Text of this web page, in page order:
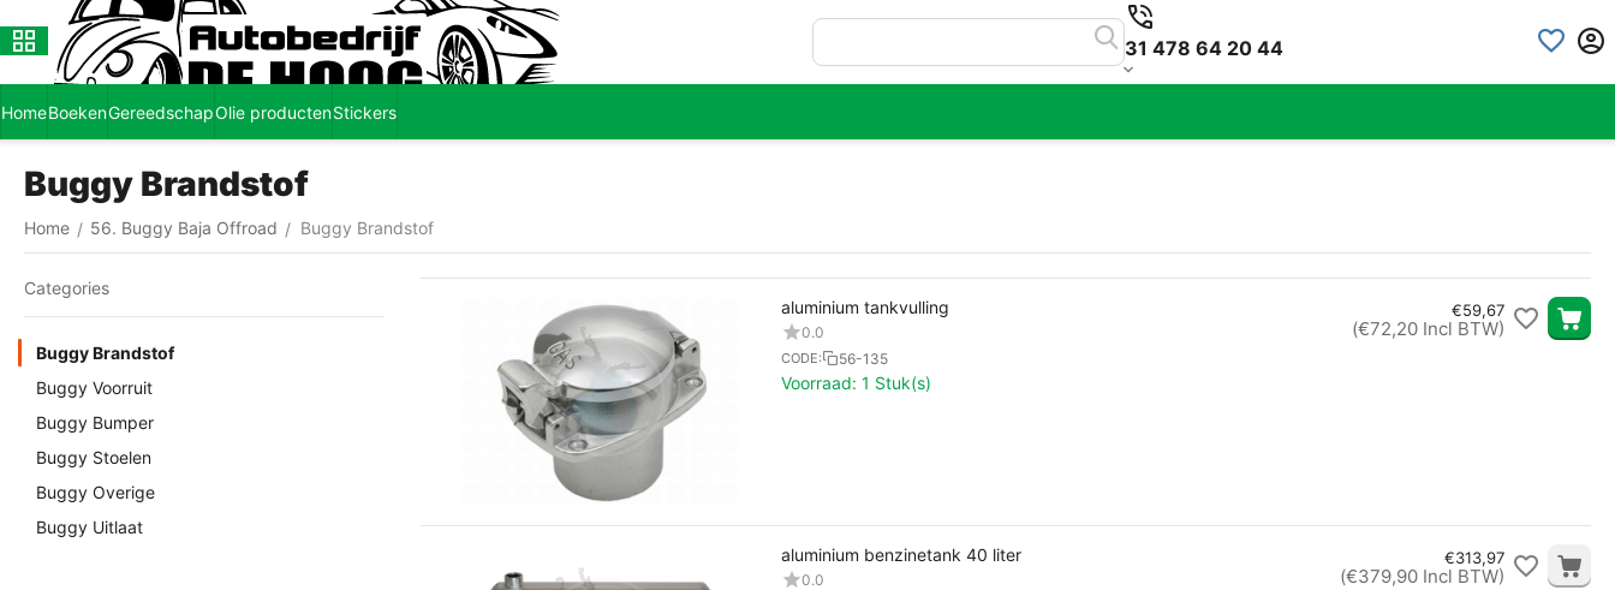
31 478 64 20 44
HomeBoekenGereedschapOlie productenStickers
Buggy Brandstof
Home / 56. Buggy Baja Offroad / Buggy Brandstof
aluminium tankvulling
0.0
CODE: 56-135
Voorraad: 1 Stuk(s)
€59,67
(€72,20 Incl BTW)
aluminium benzinetank 40 liter
0.0
€313,97
(€379,90 Incl BTW)
Сategories
Buggy Brandstof
Buggy Voorruit
Buggy Bumper
Buggy Stoelen
Buggy Overige
Buggy Uitlaat